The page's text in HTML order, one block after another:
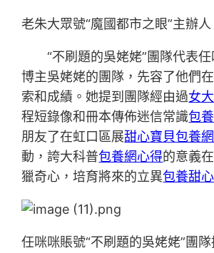
老朱大眾號“魔國都市之眼”主辦人
“不刷題的吳姥姥”團隊代表任
博主吳姥姥的團隊，先容了他們
索和成績。她提到團隊經由過女
程短錄像和冊本傳佈迷信常識包
朋友了在虹口區展甜心寶貝包養網
動，誇大科普包養網心得的意義
獵奇心，培育將來的立異包養甜
任咪咪賬號“不刷題的吳姥姥”團